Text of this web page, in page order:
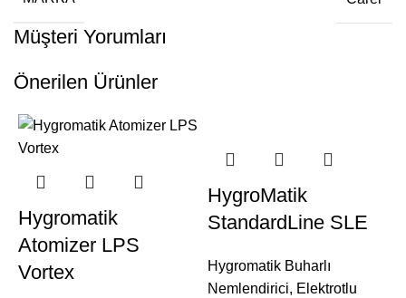
Müşteri Yorumları
Önerilen Ürünler
Hygromatik
Atomizer LPS
Vortex
HygroMatik
StandardLine SLE
Hygromatik Buharlı
Nemlendirici, Elektrotlu